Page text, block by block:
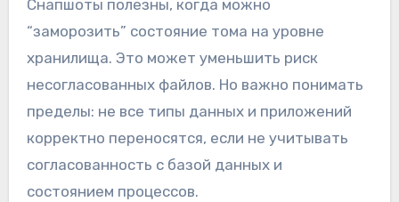
Снапшоты полезны, когда можно
“заморозить” состояние тома на уровне
хранилища. Это может уменьшить риск
несогласованных файлов. Но важно понимать
пределы: не все типы данных и приложений
корректно переносятся, если не учитывать
согласованность с базой данных и
состоянием процессов.